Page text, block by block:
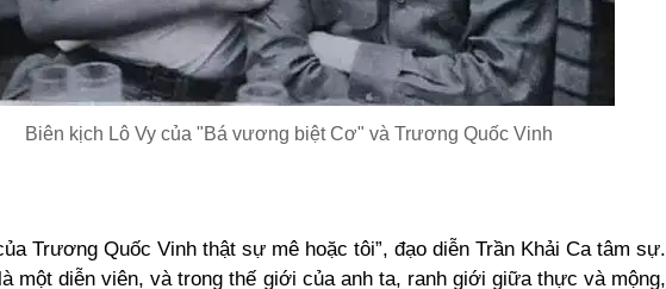
Biên kịch Lô Vy của "Bá vương biệt Cơ" và Trương Quốc Vinh
Trương Quốc Vinh thật sự mê hoặc tôi”, đạo diễn Trần Khải Ca tâm sự.
một diễn viên, và trong thế giới của anh ta, ranh giới giữa thực và mộng,